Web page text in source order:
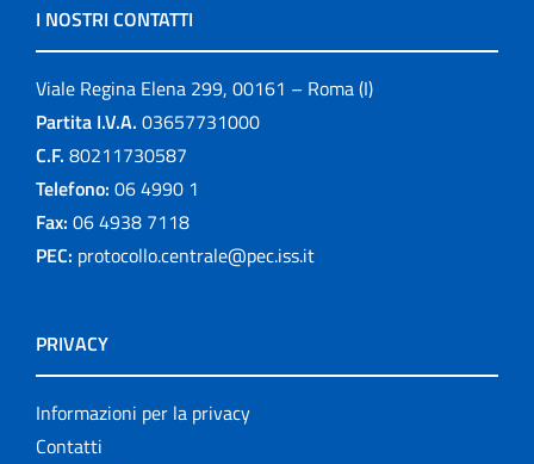
I NOSTRI CONTATTI
Viale Regina Elena 299, 00161 – Roma (I)
Partita I.V.A. 03657731000
C.F. 80211730587
Telefono: 06 4990 1
Fax: 06 4938 7118
PEC: protocollo.centrale@pec.iss.it
PRIVACY
Informazioni per la privacy
Contatti